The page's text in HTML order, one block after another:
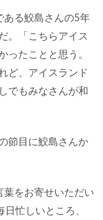
ある鮫島さんの5年
。「こちらアイス
ったことと思う。
ど、アイスランド
でもみなさんが和
節目に鮫島さんか
をお寄せいただい
日忙しいところ、